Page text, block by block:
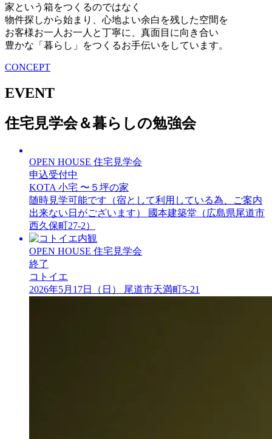
家という箱をつくるのではなく
物件探しから始まり、心地よい余白を残した空間を
お客様お一人お一人と丁寧に、真面目に向き合い
豊かな「暮らし」をつくるお手伝いをしています。
CONCEPT
EVENT
住宅見学会＆暮らしの勉強会
OPEN HOUSE 住宅見学会
申込受付中
KOTA 小宅 〜５坪の家
随時見学可能です（宿として利用している為、ご案内
出来ない日がございます）
國本建築堂（広島県尾道市
西久保町27-2）
OPEN HOUSE 住宅見学会
終了
コトイエ
2026年5月17日（日）
尾道市天満町5-21